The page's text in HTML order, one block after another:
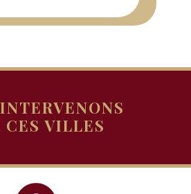
CES VILLES